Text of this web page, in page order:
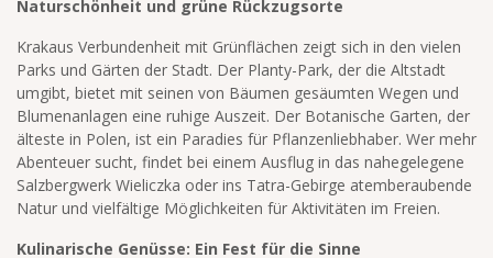
Naturschönheit und grüne Rückzugsorte
Krakaus Verbundenheit mit Grünflächen zeigt sich in den vielen
Parks und Gärten der Stadt. Der Planty-Park, der die Altstadt
umgibt, bietet mit seinen von Bäumen gesäumten Wegen und
Blumenanlagen eine ruhige Auszeit. Der Botanische Garten, der
älteste in Polen, ist ein Paradies für Pflanzenliebhaber. Wer mehr
Abenteuer sucht, findet bei einem Ausflug in das nahegelegene
Salzbergwerk Wieliczka oder ins Tatra-Gebirge atemberaubende
Natur und vielfältige Möglichkeiten für Aktivitäten im Freien.
Kulinarische Genüsse: Ein Fest für die Sinne